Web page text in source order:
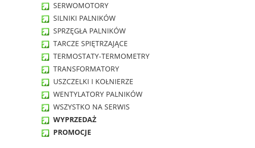
SERWOMOTORY
SILNIKI PALNIKÓW
SPRZĘGŁA PALNIKÓW
TARCZE SPIĘTRZAJĄCE
TERMOSTATY-TERMOMETRY
TRANSFORMATORY
USZCZELKI I KOŁNIERZE
WENTYLATORY PALNIKÓW
WSZYSTKO NA SERWIS
WYPRZEDAŻ
PROMOCJE